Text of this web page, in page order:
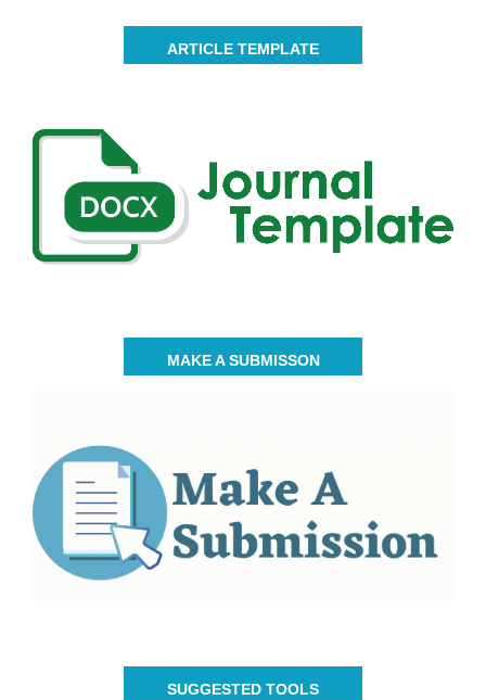
ARTICLE TEMPLATE
MAKE A SUBMISSON
SUGGESTED TOOLS